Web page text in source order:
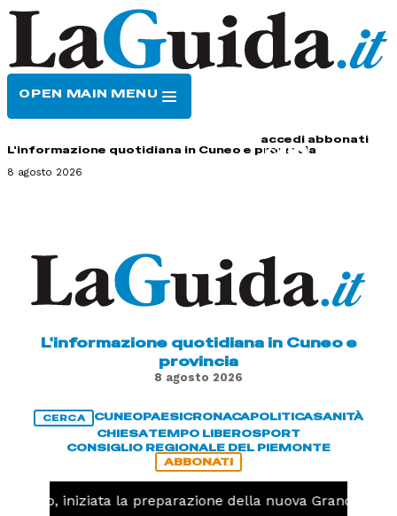
OPEN MAIN MENU
accedi abbonati
L'informazione quotidiana in Cuneo e provincia
8 agosto 2026
L'informazione quotidiana in Cuneo e
provincia
8 agosto 2026
CERCA CUNEOPAESICRONACAPOLITICASANITÀ
CHIESATEMPO LIBEROSPORT
CONSIGLIO REGIONALE DEL PIEMONTE
ABBONATI
iniziata la preparazione della nuova Granda Volley